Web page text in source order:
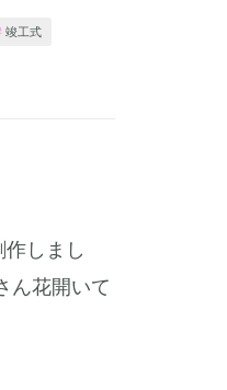
竣工式
しまし
ん花開いて